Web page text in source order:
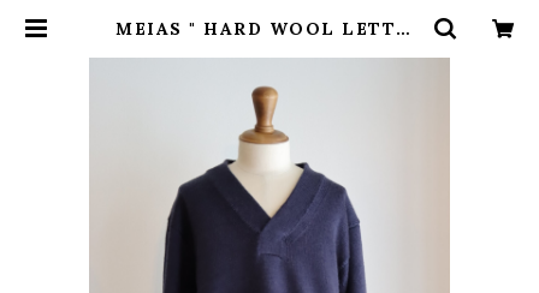
MEIAS " HARD WOOL LETTER